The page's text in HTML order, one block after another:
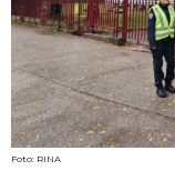
Foto: RINA